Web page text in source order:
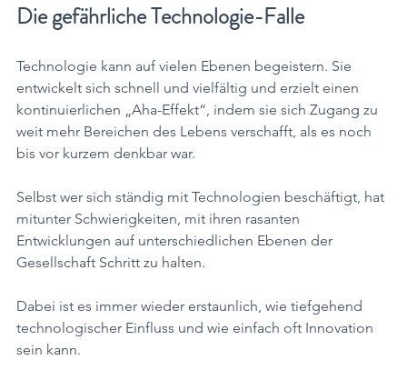
Die gefährliche Technologie-Falle
Technologie kann auf vielen Ebenen begeistern. Sie
entwickelt sich schnell und vielfältig und erzielt einen
kontinuierlichen „Aha-Effekt“, indem sie sich Zugang zu
weit mehr Bereichen des Lebens verschafft, als es noch
bis vor kurzem denkbar war.
Selbst wer sich ständig mit Technologien beschäftigt, hat
mitunter Schwierigkeiten, mit ihren rasanten
Entwicklungen auf unterschiedlichen Ebenen der
Gesellschaft Schritt zu halten.
Dabei ist es immer wieder erstaunlich, wie tiefgehend
technologischer Einfluss und wie einfach oft Innovation
sein kann.